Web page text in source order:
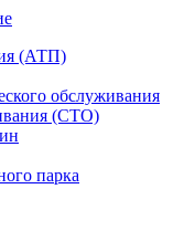
(АТП)
обслуживания
(СТО)
парка